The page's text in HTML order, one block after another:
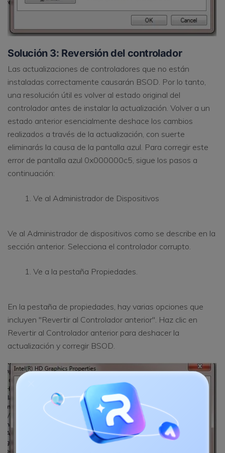
Solución 3: Reversión del controlador
Las actualizaciones de controladores que no están
instaladas correctamente causarán BSOD. Por lo tanto,
una resolución útil es volver al estado original del
controlador antes de instalar la actualización. Volver a un
estado anterior esencialmente deshace los cambios
realizados a través de la actualización, con suerte
eliminarás la causa de la pantalla azul. Para corregir este
error de pantalla azul 0x000000c5, sigue los pasos a
continuación:
Ve al Administrador de Dispositivos
Ve al Administrador de dispositivos como se describe en la
sección anterior. Selecciona el controlador corrupto.
Ve a la pestaña Propiedades.
En la pestaña de propiedades, hay varias opciones que
incluyen "Revertir al Controlador anterior". Haz clic en
Revertir al Controlador anterior para deshacer la
actualización y corregir BSOD.